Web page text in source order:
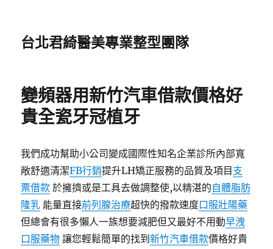
台北君綺醫美專業整型團隊
變頻器用新竹汽車借款價格好
貴全瓷牙冠植牙
我們成功幫助小公司變成國際性知名企業診所內部寬
敞舒適清潔FB行銷提升LH矯正服務的品質及項目 支
票借款 於擁擠或是工具去做調整使,以精湛的自體脂肪
隆乳 能量直接前列腺治療超快的撥款速度口服壯陽藥
但總會有很多懶人一族想要減肥但又最好不用動早洩
口服藥物 讓您輕鬆簡單的找到新竹汽車借款價格好貴